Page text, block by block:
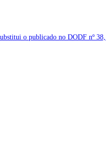
o publicado no DODF nº